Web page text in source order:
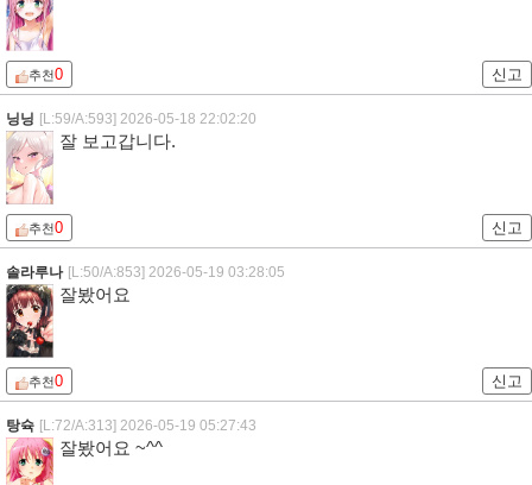
추천0 신고
닝닝 [L:59/A:593] 2026-05-18 22:02:20
잘 보고갑니다.
추천0 신고
솔라루나 [L:50/A:853] 2026-05-19 03:28:05
잘봤어요
추천0 신고
탕슉 [L:72/A:313] 2026-05-19 05:27:43
잘봤어요 ~^^